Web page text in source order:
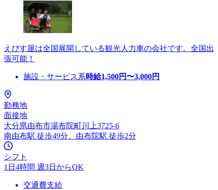
えびす屋は全国展開している観光人力車の会社です。全国出
張可能！
施設・サービス系時給1,500円〜3,000円
勤務地
面接地
大分県由布市湯布院町川上3725-6
南由布駅 徒歩49分、由布院駅 徒歩2分
シフト
1日4時間 週3日からOK
交通費支給